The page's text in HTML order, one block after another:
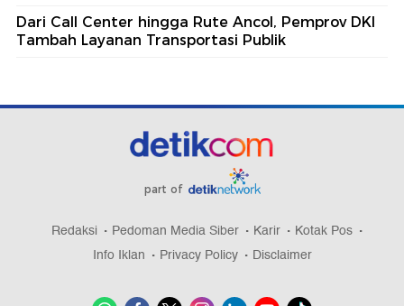
Dari Call Center hingga Rute Ancol, Pemprov DKI
Tambah Layanan Transportasi Publik
part of
Redaksi Pedoman Media Siber Karir
Kotak Pos
Info Iklan
Privacy Policy Disclaimer